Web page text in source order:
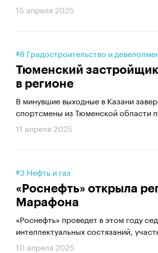
15 апреля 2025
#8 Градостроительство и
Тюменский
в регионе
В минувшие выходные в Казани
спортсмены из Тюменской области
11 апреля 2025
#3 Нефть и газ
«Роснефть» открыла
Марафона
«Роснефть» проведет в этом году
интеллектуальных состязаний,
10 апреля 2025